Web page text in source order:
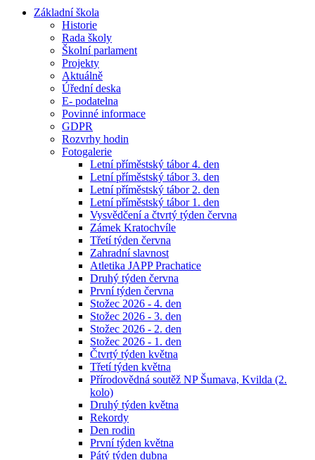
Základní škola
Historie
Rada školy
Školní parlament
Projekty
Aktuálně
Úřední deska
E- podatelna
Povinné informace
GDPR
Rozvrhy hodin
Fotogalerie
Letní příměstský tábor 4. den
Letní příměstský tábor 3. den
Letní příměstský tábor 2. den
Letní příměstský tábor 1. den
Vysvědčení a čtvrtý týden června
Zámek Kratochvíle
Třetí týden června
Zahradní slavnost
Atletika JAPP Prachatice
Druhý týden června
První týden června
Stožec 2026 - 4. den
Stožec 2026 - 3. den
Stožec 2026 - 2. den
Stožec 2026 - 1. den
Čtvrtý týden května
Třetí týden května
Přírodovědná soutěž NP Šumava, Kvilda (2.
kolo)
Druhý týden května
Rekordy
Den rodin
První týden května
Pátý týden dubna